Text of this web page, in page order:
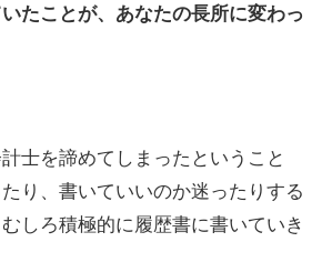
たことが、あなたの長所に変わっ
士を諦めてしまったということ
り、書いていいのか迷ったりする
しろ積極的に履歴書に書いていき